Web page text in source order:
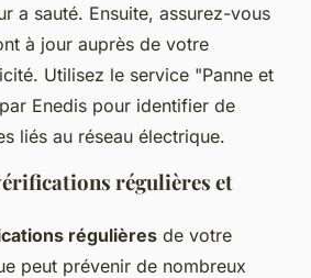
a sauté. Ensuite, assurez-vous
à jour auprès de votre
Utilisez le service "Panne et
Enedis pour identifier de
liés au réseau électrique.
régulières et
régulières de votre
peut prévenir de nombreux